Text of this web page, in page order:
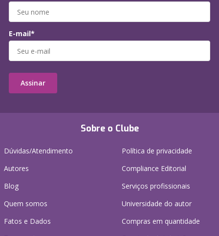
Sobre o Clube
Dúvidas/Atendimento
Autores
Blog
Quem somos
Fatos e Dados
Política de privacidade
Compliance Editorial
Serviços profissionais
Universidade do autor
Compras em quantidade
E-mail*
Assinar